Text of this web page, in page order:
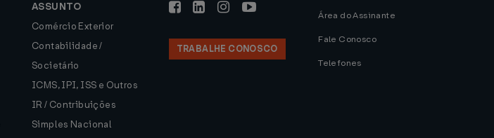
ASSUNTO
Comércio Exterior
Contabilidade /
Societário
ICMS, IPI, ISS e Outros
IR / Contribuições
Simples Nacional
TRABALHE CONOSCO
Área do Assinante
Fale Conosco
Telefones